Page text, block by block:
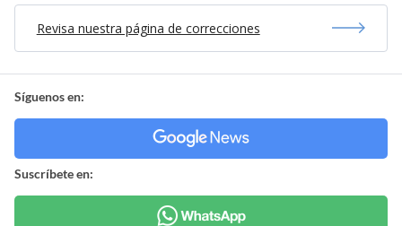
Revisa nuestra página de correcciones
Síguenos en:
Suscríbete en: